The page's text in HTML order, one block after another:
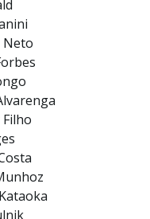
Neto